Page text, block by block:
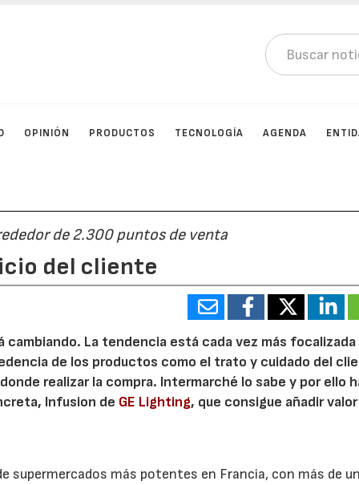
OPINIÓN PRODUCTOS TECNOLOGÍA AGENDA
de 2.300 puntos de venta
del cliente
La tendencia está cada vez más focalizada
de los productos como el trato y cuidado del
realizar la compra. Intermarché lo sabe y por ello
Infusion de GE Lighting, que consigue añadir
supermercados más potentes en Francia, con más de